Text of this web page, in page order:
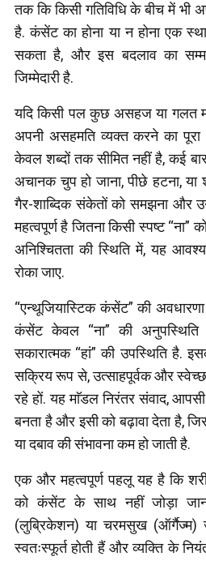
तक कि किसी गतिविधि के बीच में भी
है. कंसेंट का होना या न होना एक
सकता है, और इस बदलाव का
जिम्मेदारी है.
यदि किसी पल कुछ असहज या गलत
अपनी असहमति व्यक्त करने का पूरा
केवल शब्दों तक सीमित नहीं है, कई
अचानक चुप हो जाना, पीछे हटना, या
गैर-शाब्दिक संकेतों को समझना और
महत्वपूर्ण है जितना किसी स्पष्ट “ना”
अनिश्चितता की स्थिति में, यह
रोका जाए.
“एन्थूजियास्टिक कंसेंट” की
कंसेंट केवल “ना” की अनुपस्थिति
सकारात्मक “हां” की उपस्थिति है.
सक्रिय रूप से, उत्साहपूर्वक और
रहे हों. यह माॅडल निरंतर संवाद,
बनता है और इसी को बढ़ावा देता है,
या दबाव की संभावना कम हो जाती है.
एक और महत्वपूर्ण पहलू यह है कि
को कंसेंट के साथ नहीं जोड़ा
(लुब्रिकेशन) या चरमसुख (ऑर्गैज्म)
स्वतःस्फूर्त होती हैं और व्यक्ति के